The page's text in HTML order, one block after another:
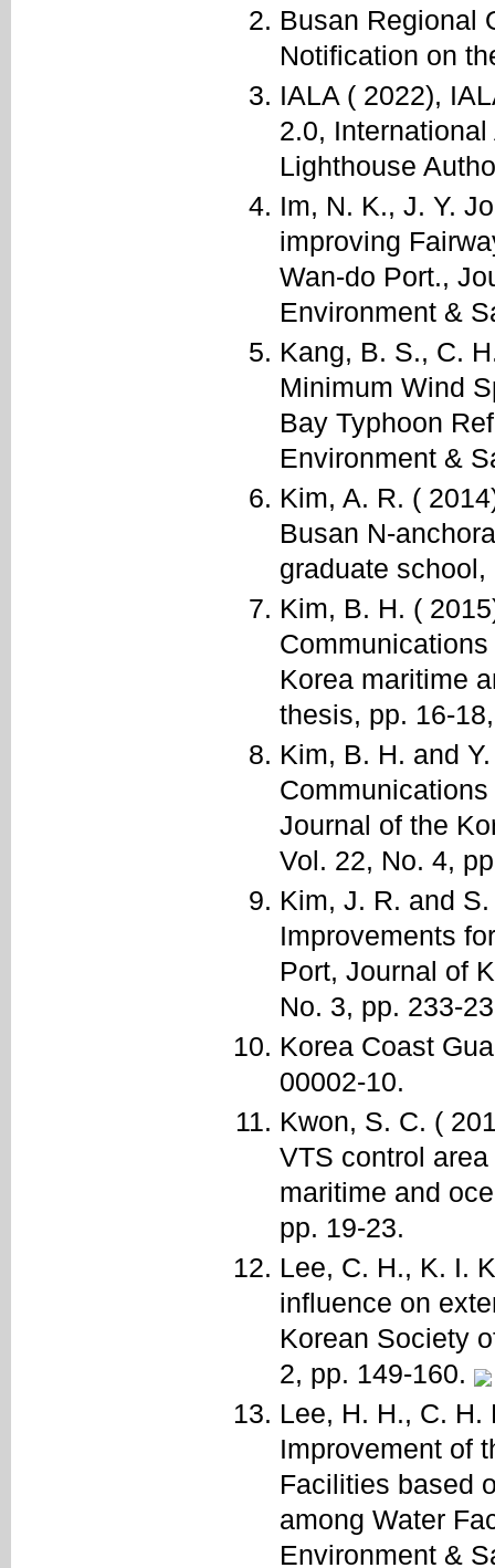
Busan Regional
Notification on
IALA ( 2022),
2.0,
Lighthouse
Im, N. K., J. Y.
improving
Wan-do Port.,
Environment &
Kang, B. S., C.
Minimum Wind
Bay Typhoon
Environment &
Kim, A. R. (
Busan N-
graduate
Kim, B. H. (
Korea maritime
thesis, pp. 16-
Kim, B. H. and
Journal of the
Vol. 22, No. 4,
Kim, J. R. and
Improvements
Port, Journal of
No. 3, pp. 233-
Korea Coast
00002-10.
Kwon, S. C. (
VTS control
maritime and
pp. 19-23.
Lee, C. H., K. I.
influence on
Korean Society
2, pp. 149-160.
Lee, H. H., C. H.
Improvement of
Facilities based
among Water
Environment &